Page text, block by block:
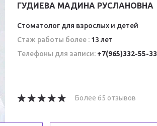
ГУДИЕВА МАДИНА РУСЛАНОВНА
Стоматолог для взрослых и детей
Стаж работы более : 13 лет
Телефоны для записи: +7(965)332-55-33
Более 65 отзывов